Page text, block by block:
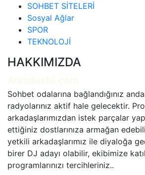
SOHBET SİTELERİ
Sosyal Ağlar
SPOR
TEKNOLOJİ
HAKKIMIZDA
Arkadas18.com
Sohbet odalarına bağlandığınız
radyolarınız aktif hale gelecektir.
arkadaşlarımızdan istek parçalar
ettiğiniz dostlarınıza armağan
yetkili arkadaşlarımız ile diyaloğa
birer DJ adayı olabilir, ekibimize
programlarınızı tercihleriniz..